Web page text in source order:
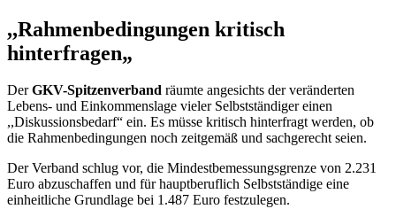
,,Rahmenbedingungen kritisch
hinterfragen„
DerGKV-Spitzenverband räumte angesichts der veränderten
Lebens- und Einkommenslage vieler Selbstständiger einen
,,Diskussionsbedarf“ ein. Es müsse kritisch hinterfragt werden, ob
die Rahmenbedingungen noch zeitgemäß und sachgerecht seien.
Der Verband schlug vor, die Mindestbemessungsgrenze von 2.231
Euro abzuschaffen und für hauptberuflich Selbstständige eine
einheitliche Grundlage bei 1.487 Euro festzulegen.